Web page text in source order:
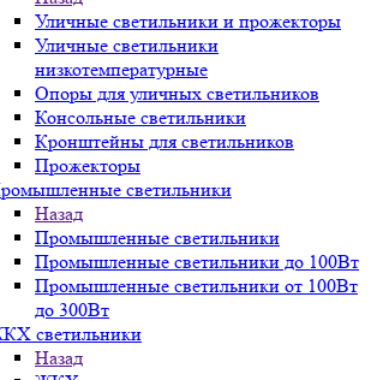
Уличные светильники и прожекторы
Уличные светильники
низкотемпературные
Опоры для уличных светильников
Консольные светильники
Кронштейны для светильников
Прожекторы
светильники
Назад
Промышленные светильники
Промышленные светильники до 100Вт
Промышленные светильники от 100Вт
до 300Вт
светильники
Назад